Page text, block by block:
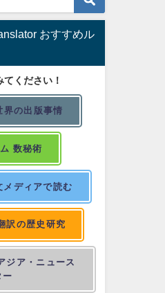
おすすめル
ください！
界の出版事情
数秘術
メディアで読む
訳の歴史研究
ジア・ニュース
ー